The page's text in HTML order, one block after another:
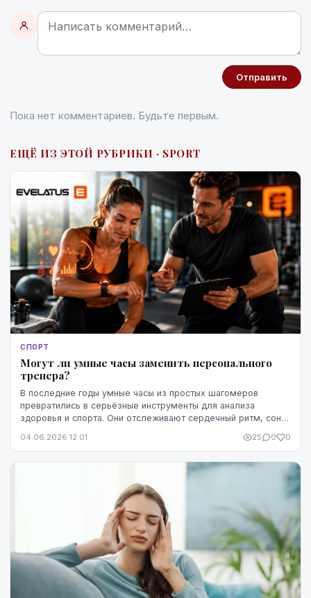
Отправить
Пока нет комментариев. Будьте первым.
ЕЩЁ ИЗ ЭТОЙ РУБРИКИ · SPORT
СПОРТ
Могут ли умные часы заменить персонального
тренера?
В последние годы умные часы из простых шагомеров
превратились в серьёзные инструменты для анализа
здоровья и спорта. Они отслеживают сердечный ритм, сон,
04.06.2026 12:01 25 0 0